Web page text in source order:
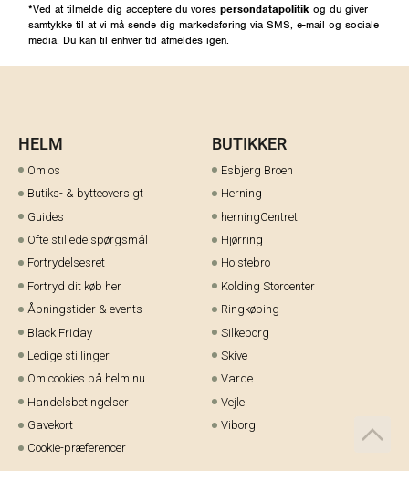
*Ved at tilmelde dig acceptere du vores persondatapolitik og du giver
samtykke til at vi må sende dig markedsføring via SMS, e-mail og sociale
media. Du kan til enhver tid afmeldes igen.
HELM
Om os
Butiks- & bytteoversigt
Guides
Ofte stillede spørgsmål
Fortrydelsesret
Fortryd dit køb her
Åbningstider & events
Black Friday
Ledige stillinger
Om cookies på helm.nu
Handelsbetingelser
Gavekort
Cookie-præferencer
BUTIKKER
Esbjerg Broen
Herning
herningCentret
Hjørring
Holstebro
Kolding Storcenter
Ringkøbing
Silkeborg
Skive
Varde
Vejle
Viborg